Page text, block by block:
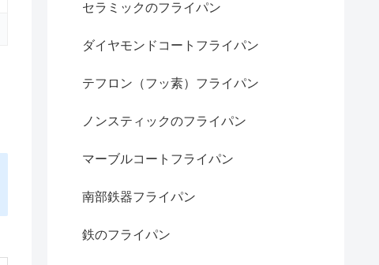
セラミックのフライパン
ダイヤモンドコートフライパン
テフロン（フッ素）フライパン
ノンスティックのフライパン
マーブルコートフライパン
南部鉄器フライパン
鉄のフライパン